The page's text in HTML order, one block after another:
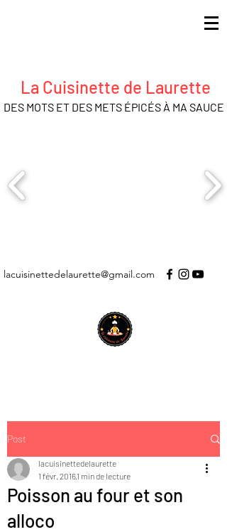
La Cuisinette de Laurette
DES MOTS ET DES METS ÉPICÉS À MA SAUCE
lacuisinettedelaurette@gmail.com
Post
Poisson au four et son
alloco
lacuisinettedelaurette
1 févr. 20161 min de lecture